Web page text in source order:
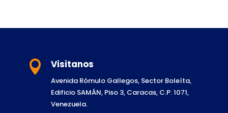
 Visitanos
Avenida Rómulo Gallegos, Sector Boleíta,
Edificio SAMÁN, Piso 3, Caracas, C.P. 1071,
Venezuela.